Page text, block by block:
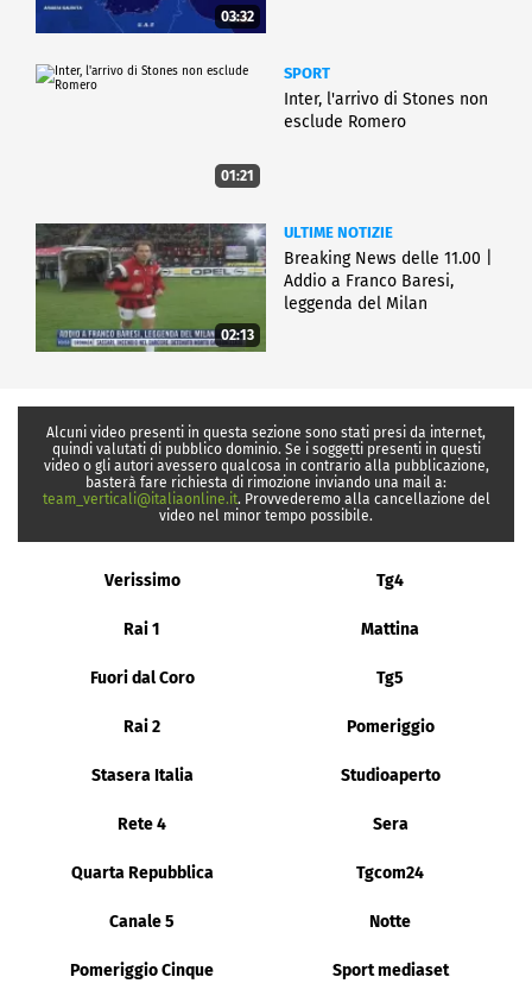
03:32
01:21
SPORT
Inter, l'arrivo di Stones non
esclude Romero
02:13
ULTIME NOTIZIE
Breaking News delle 11.00 |
Addio a Franco Baresi,
leggenda del Milan
Alcuni video presenti in questa sezione sono stati presi da internet,
quindi valutati di pubblico dominio. Se i soggetti presenti in questi
video o gli autori avessero qualcosa in contrario alla pubblicazione,
basterà fare richiesta di rimozione inviando una mail a:
team_verticali@italiaonline.it. Provvederemo alla cancellazione del
video nel minor tempo possibile.
Verissimo Tg4
Rai 1 Mattina
Fuori dal Coro Tg5
Rai 2 Pomeriggio
Stasera Italia Studioaperto
Rete 4 Sera
Quarta Repubblica Tgcom24
Canale 5 Notte
Pomeriggio Cinque Sport mediaset